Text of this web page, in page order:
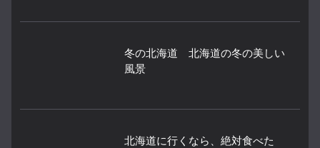
冬の北海道 北海道の冬の美しい
風景
北海道に行くなら、絶対食べた